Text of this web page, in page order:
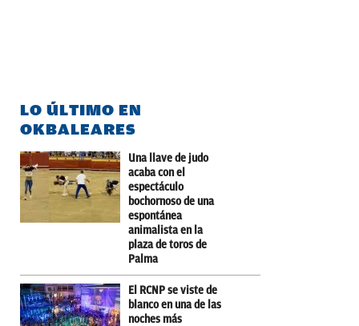
LO ÚLTIMO EN
OKBALEARES
Una llave de judo
acaba con el
espectáculo
bochornoso de una
espontánea
animalista en la
plaza de toros de
Palma
El RCNP se viste de
blanco en una de las
noches más